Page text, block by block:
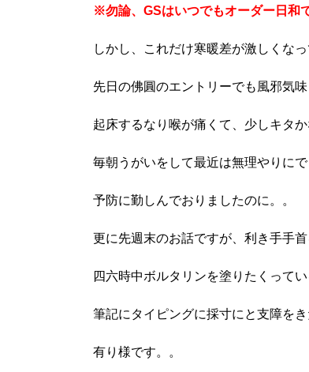
※勿論、GSはいつでもオーダー日和
しかし、これだけ寒暖差が激しくな
先日の佛圓のエントリーでも風邪気
起床するなり喉が痛くて、少しキタか
毎朝うがいをして最近は無理やりに
予防に勤しんでおりましたのに。。
更に先週末のお話ですが、利き手手
四六時中ボルタリンを塗りたくって
筆記にタイピングに採寸にと支障を
有り様です。。